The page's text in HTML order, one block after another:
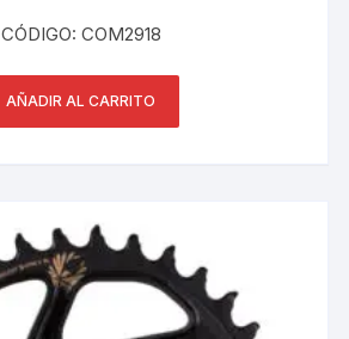
S/ 4,770.00.
CÓDIGO: COM2918
AÑADIR AL CARRITO